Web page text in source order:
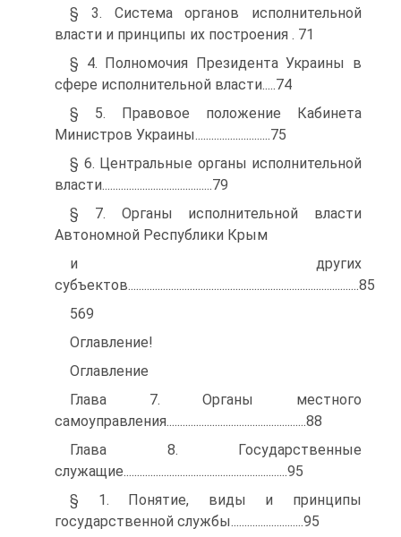
§ 3. Система органов исполнительной
власти и принципы их построения . 71
§ 4. Полномочия Президента Украины в
сфере исполнительной власти.....74
§ 5. Правовое положение Кабинета
Министров Украины............................75
§ 6. Центральные органы исполнительной
власти.........................................79
§ 7. Органы исполнительной власти
Автономной Республики Крым
и других
субъектов......................................................................................85
569
Оглавление!
Оглавление
Глава 7. Органы местного
самоуправления....................................................88
Глава 8. Государственные
служащие.............................................................95
§ 1. Понятие, виды и принципы
государственной службы...........................95